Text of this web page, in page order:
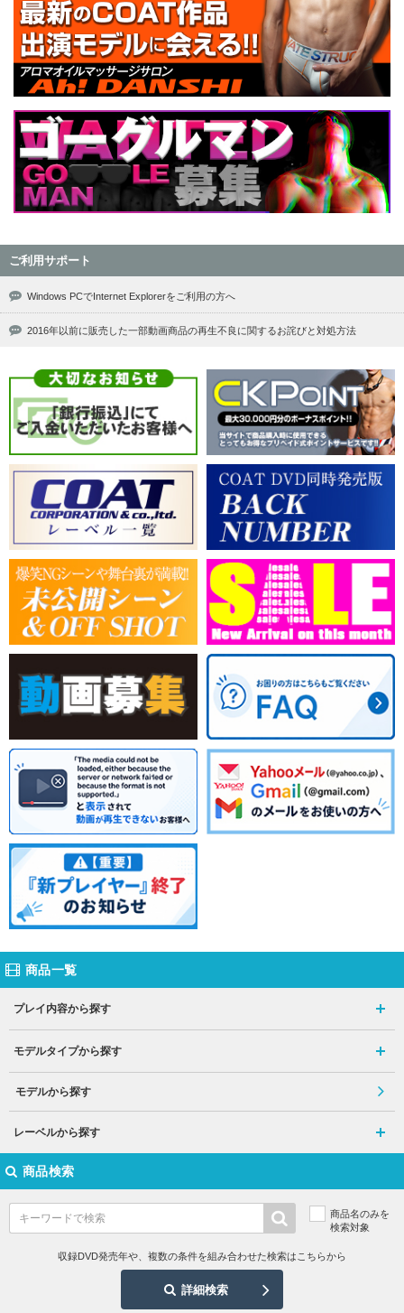
ご利用サポート
Windows PCでInternet Explorerをご利用の方へ
2016年以前に販売した一部動画商品の再生不良に関するお詫びと対処方法
商品一覧
プレイ内容から探す
モデルタイプから探す
モデルから探す
レーベルから探す
商品検索
商品名のみを
検索対象
収録DVD発売年や、複数の条件を組み合わせた検索はこちらから
詳細検索